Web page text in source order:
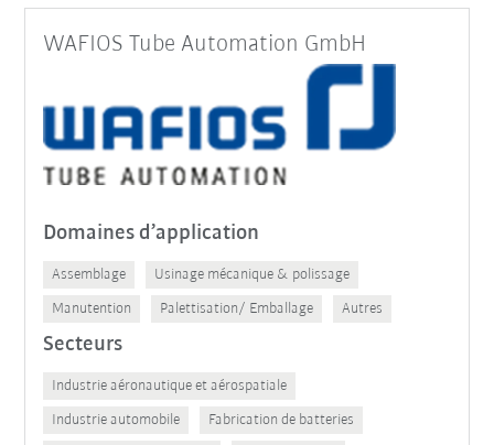
WAFIOS Tube Automation GmbH
Domaines d’application
Assemblage Usinage mécanique & polissage
Manutention Palettisation/ Emballage Autres
Secteurs
Industrie aéronautique et aérospatiale
Industrie automobile Fabrication de batteries